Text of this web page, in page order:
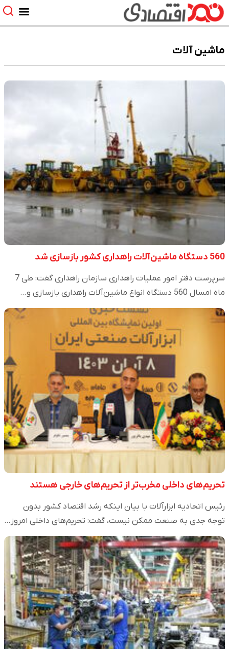
ماشین آلات
560 دستگاه ماشین‌آلات راهداری کشور بازسازی شد
سرپرست دفتر امور عملیات راهداری سازمان راهداری گفت: طی 7
ماه امسال 560 دستگاه انواع ماشین‌آلات راهداری بازسازی و…
تحریم‌های داخلی مخرب‌تر از تحریم‌های خارجی هستند
رئیس اتحادیه ابزارآلات با بیان اینکه رشد اقتصاد کشور بدون
توجه جدی به صنعت ممکن نیست، گفت: تحریم‌های داخلی امروز…